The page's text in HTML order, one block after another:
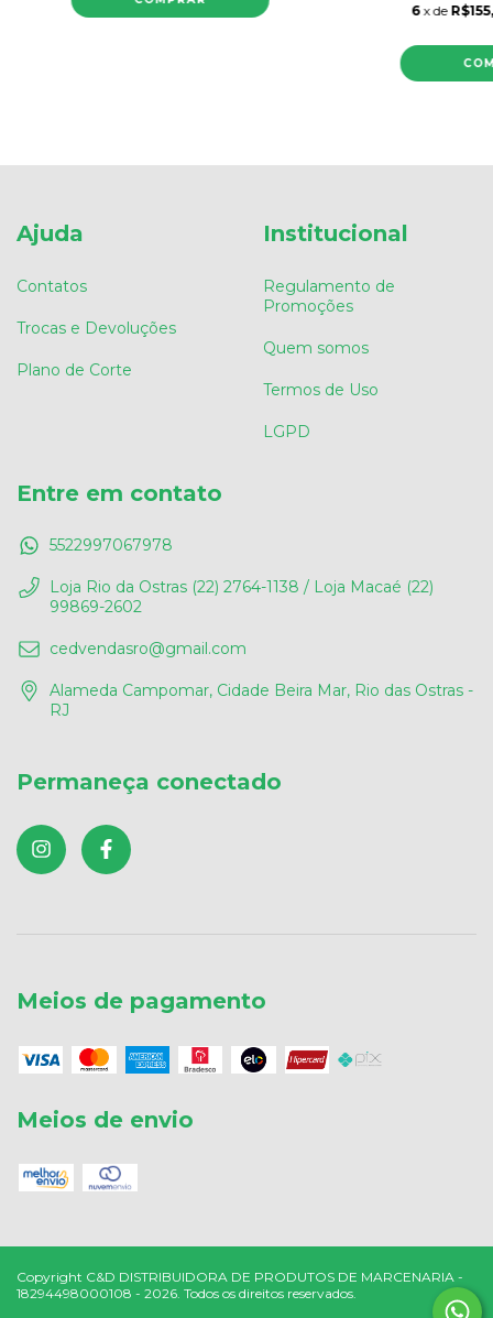
6 x de
Ajuda
Contatos
Trocas e Devoluções
Plano de Corte
Institucional
Regulamento de
Promoções
Quem somos
Termos de Uso
LGPD
Entre em contato
5522997067978
Loja Rio da Ostras (22) 2764-1138 / Loja Macaé (22)
99869-2602
cedvendasro@gmail.com
Alameda Campomar, Cidade Beira Mar, Rio das Ostras -
RJ
Permaneça conectado
Meios de pagamento
Meios de envio
Copyright C&D DISTRIBUIDORA DE PRODUTOS DE MARCENARIA -
18294498000108 - 2026. Todos os direitos reservados.